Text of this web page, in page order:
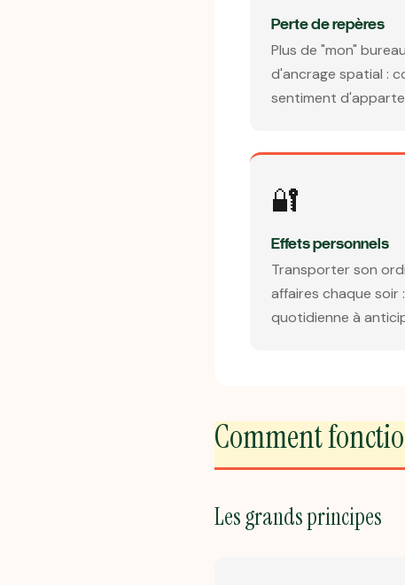
Perte de repères
Plus de "mon"
d'ancrage spatial :
sentiment
🔐
Effets personnels
Transporter son
affaires chaque soir
quotidienne à
Comment
Les grands principes